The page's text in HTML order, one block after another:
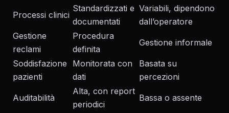
Processi clinici
Standardizzati e
documentati
Variabili, dipendono
dall’operatore
Gestione
reclami
Procedura
definita
Gestione informale
Soddisfazione
pazienti
Monitorata con
dati
Basata su
percezioni
Auditabilità
Alta, con report
periodici
Bassa o assente